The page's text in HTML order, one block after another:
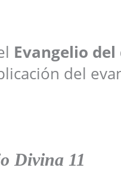
Evangelio del
del
Divina 11